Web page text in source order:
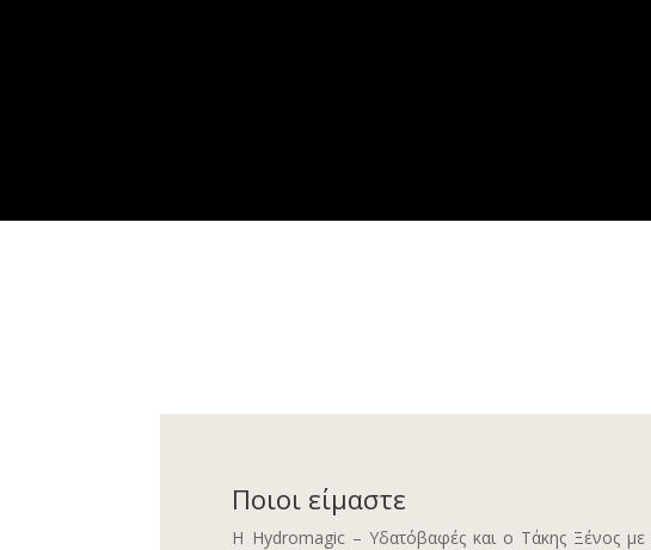
Ποιοι είμαστε
Η Hydromagic – Υδατόβαφές και ο Τάκης Ξένος